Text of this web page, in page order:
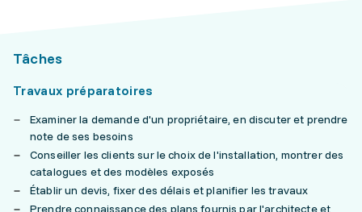
Tâches
Travaux préparatoires
Examiner la demande d'un propriétaire, en discuter et prendre
note de ses besoins
Conseiller les clients sur le choix de l'installation, montrer des
catalogues et des modèles exposés
Établir un devis, fixer des délais et planifier les travaux